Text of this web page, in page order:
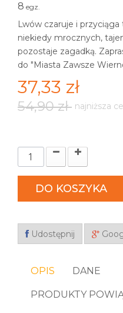
8 egz.
Lwów czaruje i
niekiedy mrocznych,
pozostaje zagadką.
do "Miasta Zawsze
37,33 zł
54,90 zł najniższa
DO KOSZYKA
Udostępnij
OPIS DANE
PRODUKTY